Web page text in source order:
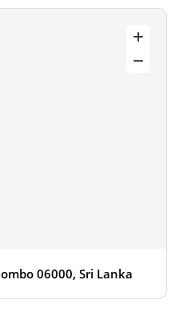
06000, Sri Lanka